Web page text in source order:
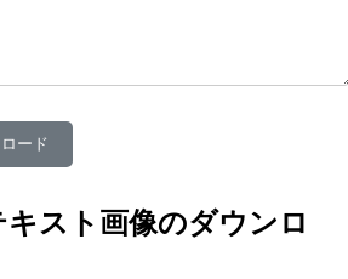
ード
スト画像のダウンロ